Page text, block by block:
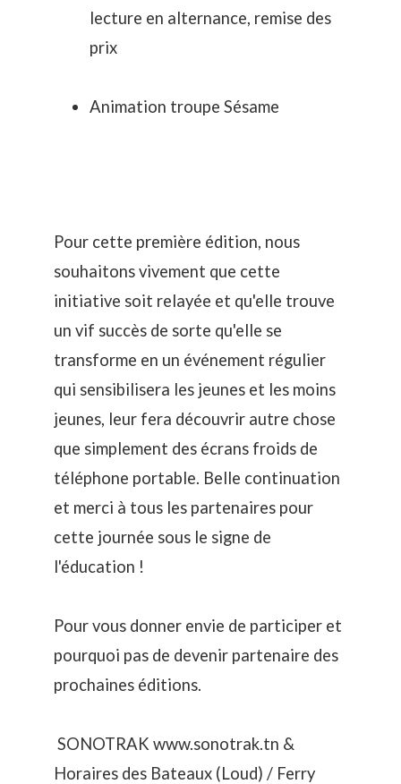
lecture en alternance, remise des
prix
Animation troupe Sésame
Pour cette première édition, nous
souhaitons vivement que cette
initiative soit relayée et qu'elle trouve
un vif succès de sorte qu'elle se
transforme en un événement régulier
qui sensibilisera les jeunes et les moins
jeunes, leur fera découvrir autre chose
que simplement des écrans froids de
téléphone portable. Belle continuation
et merci à tous les partenaires pour
cette journée sous le signe de
l'éducation !
Pour vous donner envie de participer et
pourquoi pas de devenir partenaire des
prochaines éditions.
SONOTRAK www.sonotrak.tn &
Horaires des Bateaux (Loud) / Ferry